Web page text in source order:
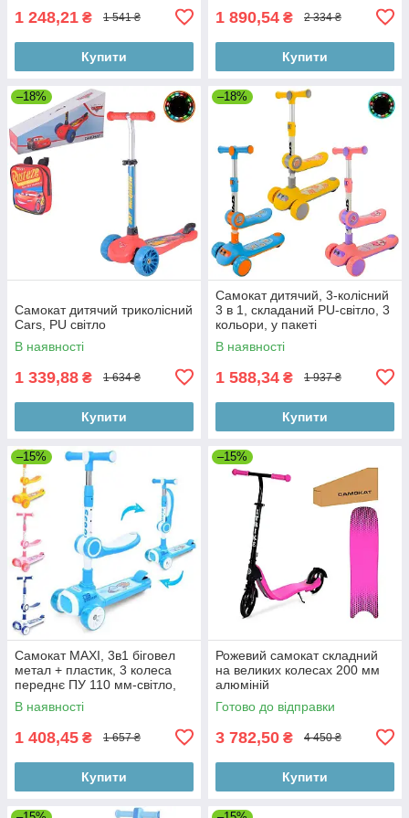
1 248,21 ₴ 1 541 ₴
Купити
1 890,54 ₴ 2 334 ₴
Купити
–18%
Самокат дитячий триколісний
Cars, PU світло
В наявності
1 339,88 ₴ 1 634 ₴
Купити
–18%
Самокат дитячий, 3-колісний
3 в 1, складаний PU-світло, 3
кольори, у пакеті
В наявності
1 588,34 ₴ 1 937 ₴
Купити
–15%
Самокат MAXI, 3в1 біговел
метал + пластик, 3 колеса
переднє ПУ 110 мм-світло,
заднє 84 мм, підніжка
В наявності
1 408,45 ₴ 1 657 ₴
Купити
–15%
Рожевий самокат складний
на великих колесах 200 мм
алюміній
Готово до відправки
3 782,50 ₴ 4 450 ₴
Купити